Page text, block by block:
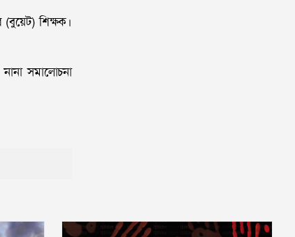
শিক্ষক।
সমালোচনা